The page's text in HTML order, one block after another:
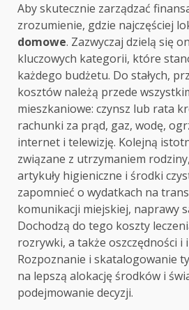
Aby skutecznie zarządzać
zrozumienie, gdzie najczęściej
domowe. Zazwyczaj dzielą się
kluczowych kategorii, które
każdego budżetu. Do stałych,
kosztów należą przede
mieszkaniowe: czynsz lub rata
rachunki za prąd, gaz, wodę,
internet i telewizję. Kolejną
związane z utrzymaniem
artykuły higieniczne i środki
zapomnieć o wydatkach na
komunikacji miejskiej, naprawy
Dochodzą do tego koszty
rozrywki, a także oszczędności i
Rozpoznanie i skatalogowanie
na lepszą alokację środków i
podejmowanie decyzji.